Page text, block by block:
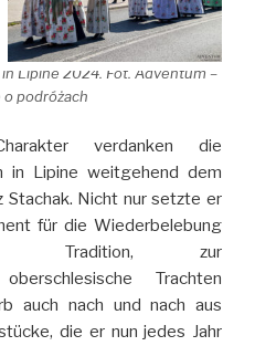
Lipine 2024. Fot. Adventum –
podróżach
verdanken die
in Lipine weitgehend dem
Stachak. Nicht nur setzte er
für die Wiederbelebung
Tradition, zur
oberschlesische Trachten
auch nach und nach aus
die er nun jedes Jahr